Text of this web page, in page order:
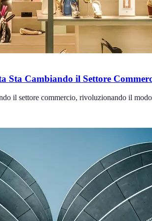
Sta Cambiando il Settore
il settore commercio, rivoluzionando il